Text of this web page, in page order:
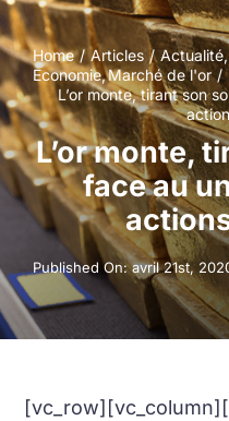
Home Articles Actualité
Economie Marché de l'or
L’or monte, tirant son
L’or monte,
face au
Published On: avril 21st,